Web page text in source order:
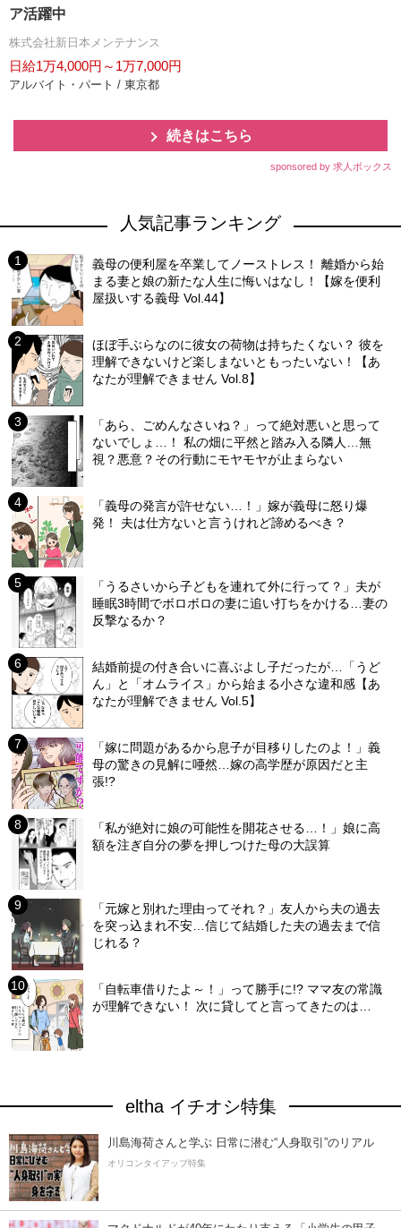
ア活躍中
株式会社新日本メンテナンス
日給1万4,000円～1万7,000円
アルバイト・パート / 東京都
続きはこちら
sponsored by 求人ボックス
人気記事ランキング
義母の便利屋を卒業してノーストレス！ 離婚から始
まる妻と娘の新たな人生に悔いはなし！【嫁を便利
屋扱いする義母 Vol.44】
ほぼ手ぶらなのに彼女の荷物は持ちたくない？ 彼を
理解できないけど楽しまないともったいない！【あ
なたが理解できません Vol.8】
「あら、ごめんなさいね？」って絶対悪いと思って
ないでしょ…！ 私の畑に平然と踏み入る隣人…無
視？悪意？その行動にモヤモヤが止まらない
「義母の発言が許せない…！」嫁が義母に怒り爆
発！ 夫は仕方ないと言うけれど諦めるべき？
「うるさいから子どもを連れて外に行って？」夫が
睡眠3時間でボロボロの妻に追い打ちをかける…妻の
反撃なるか？
結婚前提の付き合いに喜ぶよし子だったが…「うど
ん」と「オムライス」から始まる小さな違和感【あ
なたが理解できません Vol.5】
「嫁に問題があるから息子が目移りしたのよ！」義
母の驚きの見解に唖然…嫁の高学歴が原因だと主
張!?
「私が絶対に娘の可能性を開花させる…！」娘に高
額を注ぎ自分の夢を押しつけた母の大誤算
「元嫁と別れた理由ってそれ？」友人から夫の過去
を突っ込まれ不安…信じて結婚した夫の過去まで信
じれる？
「自転車借りたよ～！」って勝手に!? ママ友の常識
が理解できない！ 次に貸してと言ってきたのは…
eltha イチオシ特集
川島海荷さんと学ぶ 日常に潜む“人身取引”のリアル
オリコンタイアップ特集